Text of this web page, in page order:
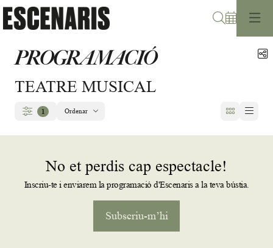
PROGRAMACIÓ
TEATRE MUSICAL
Filtrar
1 Ordenar
No et perdis cap espectacle!
Inscriu-te i enviarem la programació d'Escenaris a la teva bústia.
Subscriu-m’hi